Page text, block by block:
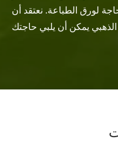
لورق الطباعة. نعتقد أن